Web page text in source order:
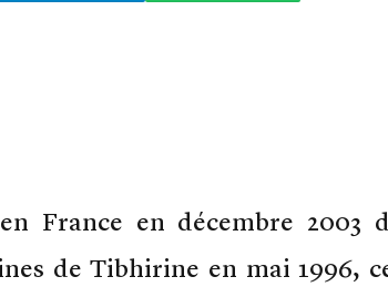
France en décembre 2003
de Tibhirine en mai 1996,